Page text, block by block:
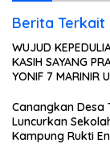
Berita Terkait
WUJUD
KASIH SAYANG PRAJURIT
YONIF 7 MARINIR
PESANTREN
Canangkan Desa
Luncurkan
Kampung Rukti